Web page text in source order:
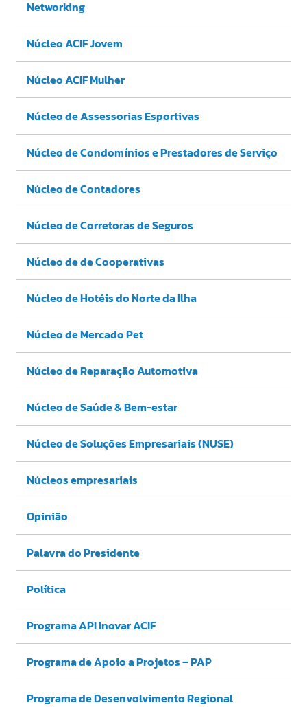
Networking
Núcleo ACIF Jovem
Núcleo ACIF Mulher
Núcleo de Assessorias Esportivas
Núcleo de Condomínios e Prestadores de Serviço
Núcleo de Contadores
Núcleo de Corretoras de Seguros
Núcleo de de Cooperativas
Núcleo de Hotéis do Norte da Ilha
Núcleo de Mercado Pet
Núcleo de Reparação Automotiva
Núcleo de Saúde & Bem-estar
Núcleo de Soluções Empresariais (NUSE)
Núcleos empresariais
Opinião
Palavra do Presidente
Política
Programa API Inovar ACIF
Programa de Apoio a Projetos – PAP
Programa de Desenvolvimento Regional